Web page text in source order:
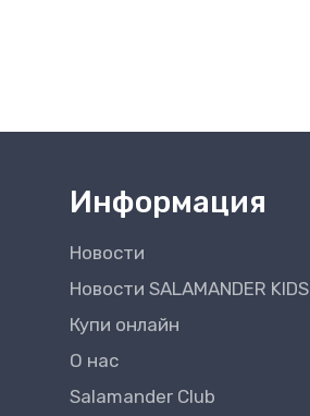
Информация
Новости
Новости SALAMANDER KIDS
Купи онлайн
О нас
Salamander Club